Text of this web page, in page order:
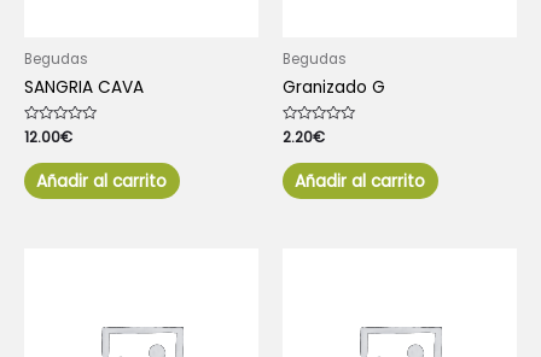
Begudas
SANGRIA CAVA
Valorado
con
de
5
12.00€
Añadir al carrito
Begudas
Granizado G
Valorado
con
de
5
2.20€
Añadir al carrito